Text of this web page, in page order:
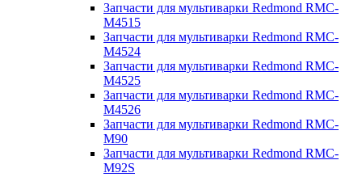
Запчасти для мультиварки Redmond RMC-
M4515
Запчасти для мультиварки Redmond RMC-
M4524
Запчасти для мультиварки Redmond RMC-
M4525
Запчасти для мультиварки Redmond RMC-
M4526
Запчасти для мультиварки Redmond RMC-
M90
Запчасти для мультиварки Redmond RMC-
M92S